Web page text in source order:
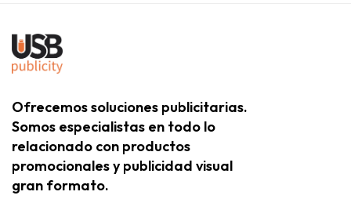
Ofrecemos soluciones publicitarias.
Somos especialistas en todo lo
relacionado con productos
promocionales y publicidad visual
gran formato.